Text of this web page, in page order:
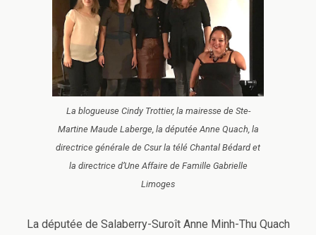
La blogueuse Cindy Trottier, la mairesse de Ste-
Martine Maude Laberge, la députée Anne Quach, la
directrice générale de Csur la télé Chantal Bédard et
la directrice d’Une Affaire de Famille Gabrielle
Limoges
La députée de Salaberry-Suroît Anne Minh-Thu Quach